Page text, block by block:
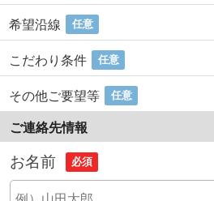
希望沿線 任意
こだわり条件 任意
その他ご要望等 任意
ご連絡先情報
お名前 必須